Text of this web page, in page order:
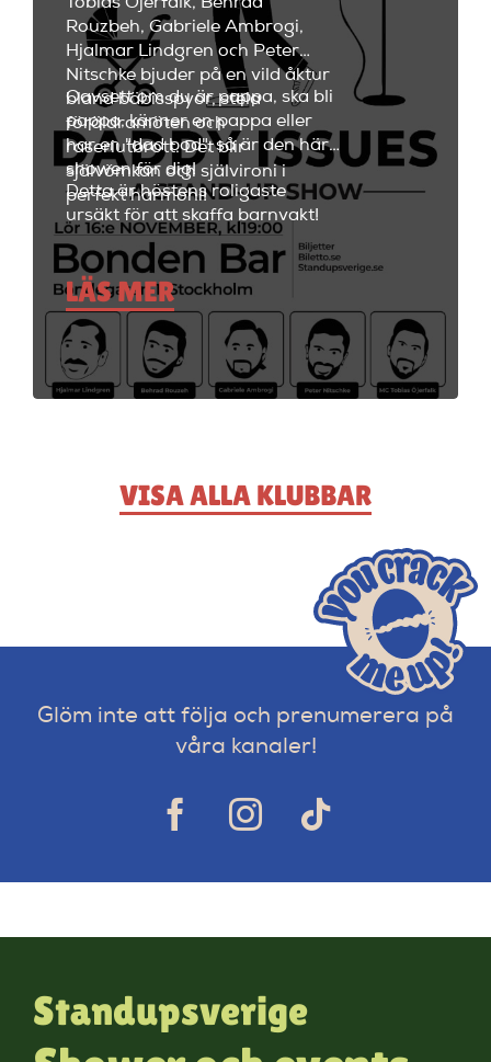
utbud av fantastiska cocktails
och fräscha drinkar.
Rouzbeh, Gabriele Ambrogi,
Hjalmar Lindgren och Peter
Nitschke bjuder på en vild åktur
bland bäbisspyor, stela
föräldramöten och
raseriutbrott. Det blir
självömkan och självironi i
perfekt harmoni!
Oavsett om du är pappa, ska bli
pappa, känner en pappa eller
har en "dad bod", så är den här
showen för dig!
Detta är höstens roligaste
ursäkt för att skaffa barnvakt!
LÄS MER
VISA ALLA KLUBBAR
Glöm inte att följa och prenumerera på
våra kanaler!
Standupsverige